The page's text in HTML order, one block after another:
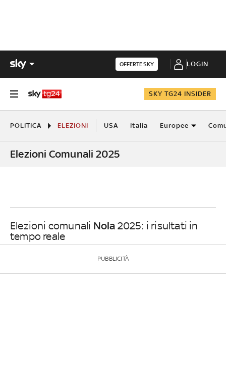
OFFERTE SKY LOGIN
SKY TG24 INSIDER
POLITICA ELEZIONI USA Italia Europee
Elezioni Comunali 2025
Elezioni comunali Nola 2025: i risultati in
tempo reale
PUBBLICITÀ